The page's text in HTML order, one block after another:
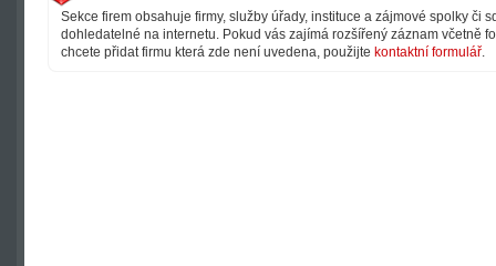
Sekce firem obsahuje firmy, služby úřady, instituce a zájmové spolky či
dohledatelné na internetu. Pokud vás zajímá rozšířený záznam včetně
chcete přidat firmu která zde není uvedena, použijte kontaktní formulář.